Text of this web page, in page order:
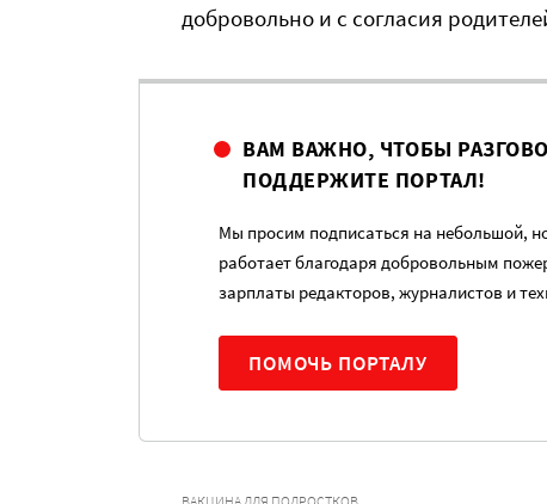
добровольно и с согласия
ВАМ ВАЖНО, ЧТОБЫ
ПОДДЕРЖИТЕ ПОРТАЛ!
Мы просим подписаться на небольшой,
работает благодаря добровольным
зарплаты редакторов, журналистов и
ПОМОЧЬ ПОРТАЛУ